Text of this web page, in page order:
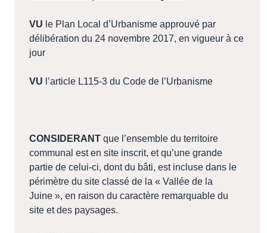
VU le Plan Local d’Urbanisme approuvé par
délibération du 24 novembre 2017, en vigueur à ce
jour
VU l’article L115-3 du Code de l’Urbanisme
CONSIDERANT que l’ensemble du territoire
communal est en site inscrit, et qu’une grande
partie de celui-ci, dont du bâti, est incluse dans le
périmètre du site classé de la « Vallée de la
Juine », en raison du caractère remarquable du
site et des paysages.